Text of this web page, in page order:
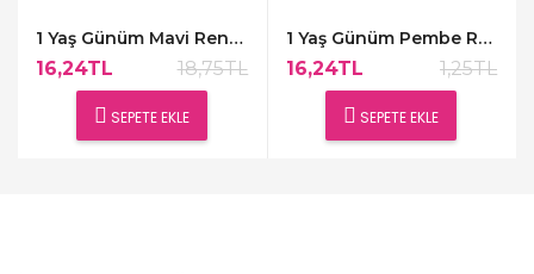
1 Yaş Günüm Mavi Renk Kapı Süsü,48x30cm
16,24TL 18,75TL
SEPETE EKLE
1 Yaş Günüm Pembe Renk Kapı Süsü,48x30cm
16,24TL 1,25TL
SEPETE EKLE